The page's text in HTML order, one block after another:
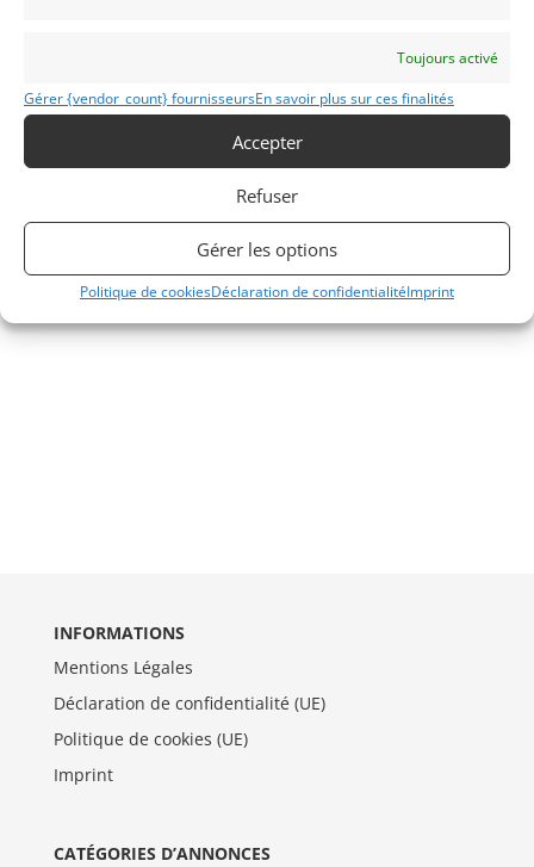
Toujours activé
Gérer {vendor_count} fournisseursEn savoir plus sur ces finalités
Accepter
Refuser
Gérer les options
Politique de cookiesDéclaration de confidentialitéImprint
INFORMATIONS
Mentions Légales
Déclaration de confidentialité (UE)
Politique de cookies (UE)
Imprint
CATÉGORIES D’ANNONCES